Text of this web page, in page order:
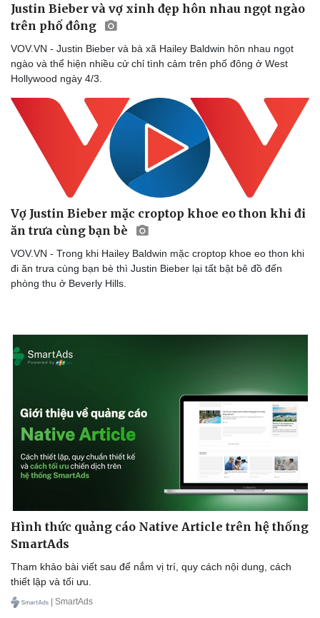
Sân khấu - Điện ảnh
Văn học
Âm nhạc
Nghệ sĩ
Justin Bieber và vợ xinh đẹp hôn nhau ngọt ngào
trên phố đông
VOV.VN - Justin Bieber và bà xã Hailey Baldwin hôn nhau ngọt
ngào và thể hiện nhiều cử chỉ tình cảm trên phố đông ở West
Hollywood ngày 4/3.
Vợ Justin Bieber mặc croptop khoe eo thon khi đi
ăn trưa cùng bạn bè
VOV.VN - Trong khi Hailey Baldwin mặc croptop khoe eo thon khi
đi ăn trưa cùng bạn bè thì Justin Bieber lại tất bật bê đồ đến
phòng thu ở Beverly Hills.
Hình thức quảng cáo Native Article trên hệ thống
SmartAds
Tham khảo bài viết sau để nắm vị trí, quy cách nội dung, cách
thiết lập và tối ưu.
| SmartAds